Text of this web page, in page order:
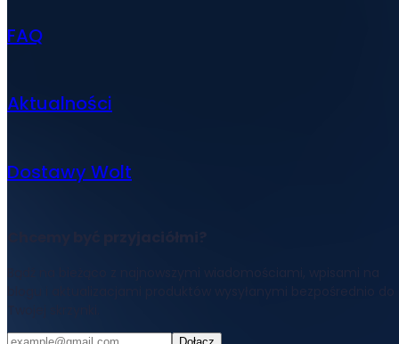
FAQ
Aktualności
Dostawy Wolt